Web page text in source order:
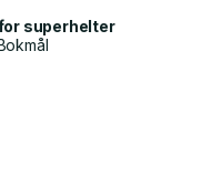
superhelter